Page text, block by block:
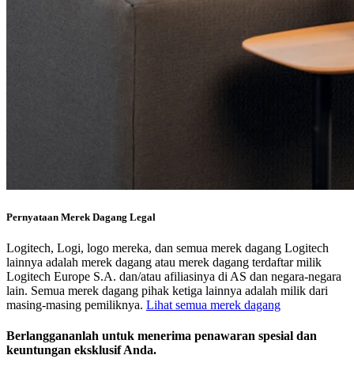
Pernyataan Merek Dagang Legal
Logitech, Logi, logo mereka, dan semua merek dagang Logitech
lainnya adalah merek dagang atau merek dagang terdaftar milik
Logitech Europe S.A. dan/atau afiliasinya di AS dan negara-negara
lain. Semua merek dagang pihak ketiga lainnya adalah milik dari
masing-masing pemiliknya. Lihat semua merek dagang
Berlanggananlah untuk menerima penawaran spesial dan
keuntungan eksklusif Anda.